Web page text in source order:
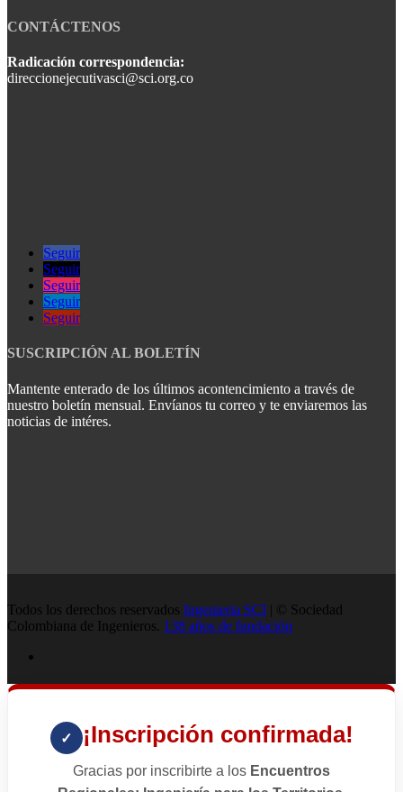
CONTÁCTENOS
Radicación correspondencia:
direccionejecutivasci@sci.org.co
Seguir
Seguir
Seguir
Seguir
Seguir
SUSCRIPCIÓN AL BOLETÍN
Mantente enterado de los últimos acontencimiento a través de
nuestro boletín mensual. Envíanos tu correo y te enviaremos las
noticias de intéres.
Todos los derechos reservados Ingenieria SCI | © Sociedad
Colombiana de Ingenieros. 138 años de fundación
✓ ¡Inscripción confirmada!
Gracias por inscribirte a los Encuentros